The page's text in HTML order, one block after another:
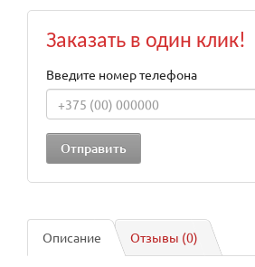
Заказать в один клик!
Введите номер телефона
Описание Отзывы (0)